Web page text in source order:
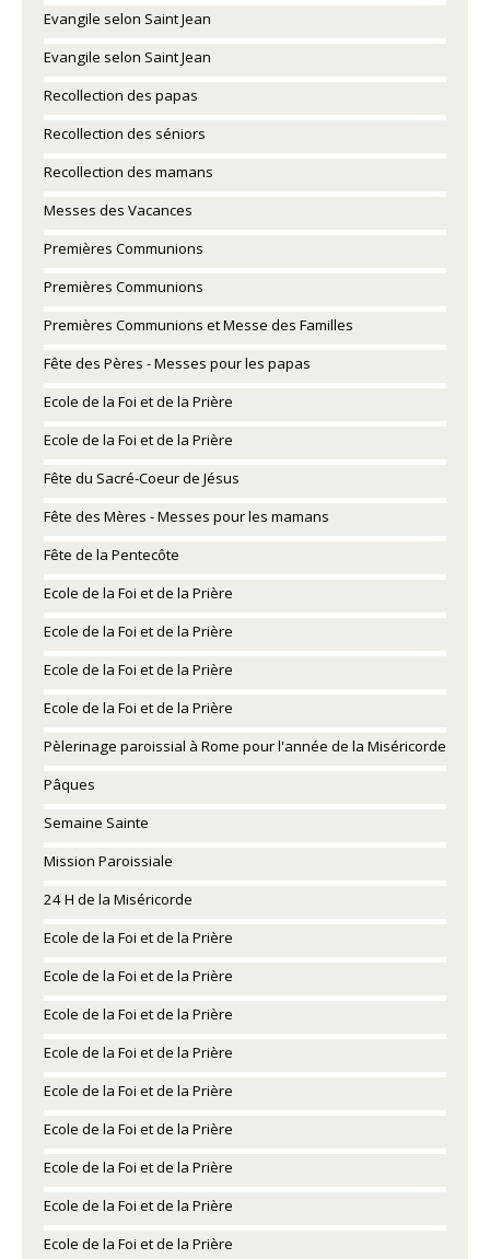
Evangile selon Saint Jean
Evangile selon Saint Jean
Recollection des papas
Recollection des séniors
Recollection des mamans
Messes des Vacances
Premières Communions
Premières Communions
Premières Communions et Messe des Familles
Fête des Pères - Messes pour les papas
Ecole de la Foi et de la Prière
Ecole de la Foi et de la Prière
Fête du Sacré-Coeur de Jésus
Fête des Mères - Messes pour les mamans
Fête de la Pentecôte
Ecole de la Foi et de la Prière
Ecole de la Foi et de la Prière
Ecole de la Foi et de la Prière
Ecole de la Foi et de la Prière
Pèlerinage paroissial à Rome pour l'année de la Miséricorde
Pâques
Semaine Sainte
Mission Paroissiale
24 H de la Miséricorde
Ecole de la Foi et de la Prière
Ecole de la Foi et de la Prière
Ecole de la Foi et de la Prière
Ecole de la Foi et de la Prière
Ecole de la Foi et de la Prière
Ecole de la Foi et de la Prière
Ecole de la Foi et de la Prière
Ecole de la Foi et de la Prière
Ecole de la Foi et de la Prière